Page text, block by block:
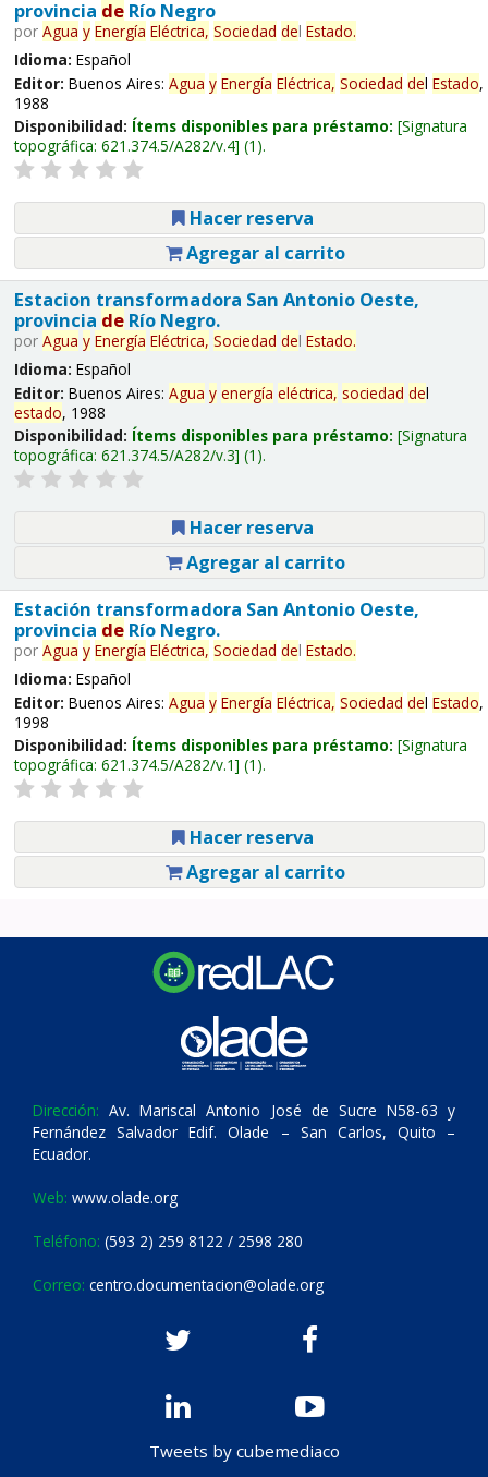
provincia deRío Negro
por Agua y Energía Eléctrica, Sociedad del Estado.
Idioma: Español
Editor: Buenos Aires: Agua y Energía Eléctrica, Sociedad del Estado,
1988
Disponibilidad: Ítems disponibles para préstamo: Signatura
topográfica: 621.374.5/A282/v.4 (1).
Hacer reserva
Agregar al carrito
Estacion transformadora San Antonio Oeste,
provincia deRío Negro.
por Agua y Energía Eléctrica, Sociedad del Estado.
Idioma: Español
Editor: Buenos Aires: Agua y energía eléctrica, sociedad del
estado, 1988
Disponibilidad: Ítems disponibles para préstamo: Signatura
topográfica: 621.374.5/A282/v.3 (1).
Hacer reserva
Agregar al carrito
Estación transformadora San Antonio Oeste,
provincia deRío Negro.
por Agua y Energía Eléctrica, Sociedad del Estado.
Idioma: Español
Editor: Buenos Aires: Agua y Energía Eléctrica, Sociedad del Estado,
1998
Disponibilidad: Ítems disponibles para préstamo: Signatura
topográfica: 621.374.5/A282/v.1 (1).
Hacer reserva
Agregar al carrito
Dirección: Av. Mariscal Antonio José de Sucre N58-63 y
Fernández Salvador Edif. Olade – San Carlos, Quito –
Ecuador.
Web: www.olade.org
Teléfono: (593 2) 259 8122 / 2598 280
Correo: centro.documentacion@olade.org
Tweets by cubemediaco